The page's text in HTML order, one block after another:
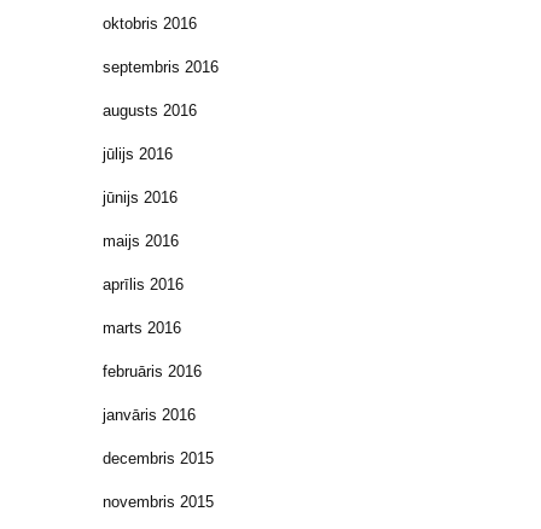
oktobris 2016
septembris 2016
augusts 2016
jūlijs 2016
jūnijs 2016
maijs 2016
aprīlis 2016
marts 2016
februāris 2016
janvāris 2016
decembris 2015
novembris 2015